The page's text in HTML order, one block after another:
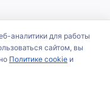
аналитики для работы
сайтом, вы
Политике cookie и